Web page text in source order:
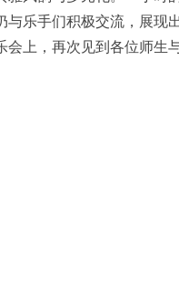
与乐手们积极交流，展现
会上，再次见到各位师生与